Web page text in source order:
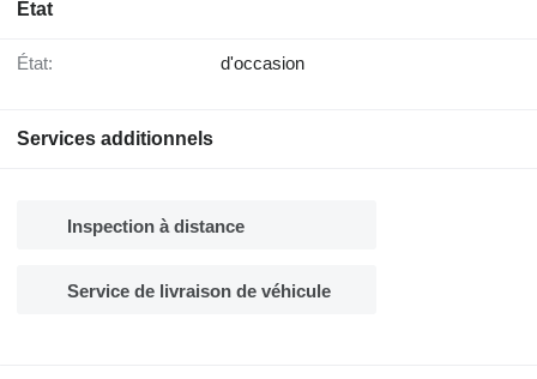
État
État: d'occasion
Services additionnels
Inspection à distance
Service de livraison de véhicule